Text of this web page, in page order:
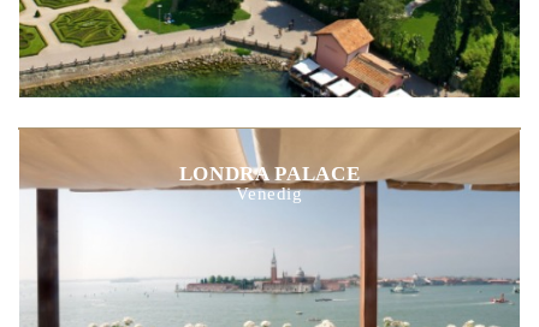
LONDRA PALACE
Venedig